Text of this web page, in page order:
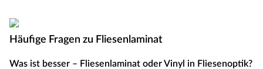
Häufige Fragen zu Fliesenlaminat
Was ist besser – Fliesenlaminat oder Vinyl in Fliesenoptik?